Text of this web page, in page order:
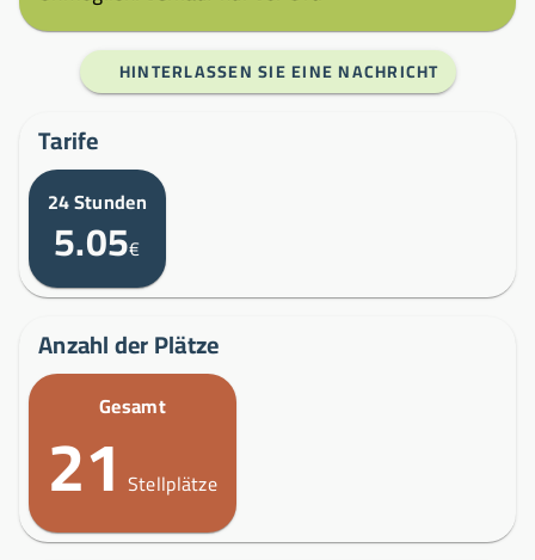
HINTERLASSEN SIE EINE NACHRICHT
Tarife
24 Stunden
5.05€
Anzahl der Plätze
Gesamt
21 Stellplätze